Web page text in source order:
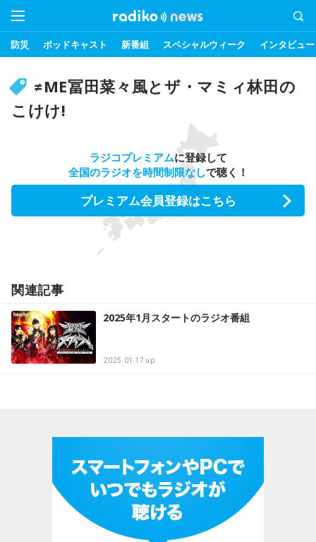
防災 ポッドキャスト 新番組 スペシャルウィーク インタビュー
≠ME冨田菜々風とザ・マミィ林田の
こけけ!
ラジコプレミアムに登録して
全国のラジオを時間制限なしで聴く！
プレミアム会員登録はこちら
関連記事
2025年1月スタートのラジオ番組
2025.01.17 up